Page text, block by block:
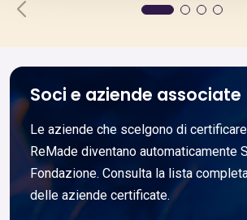
Soci e aziende associate
Le aziende che scelgono di
ReMade diventano automaticamente
Fondazione. Consulta la lista
delle aziende certificate.